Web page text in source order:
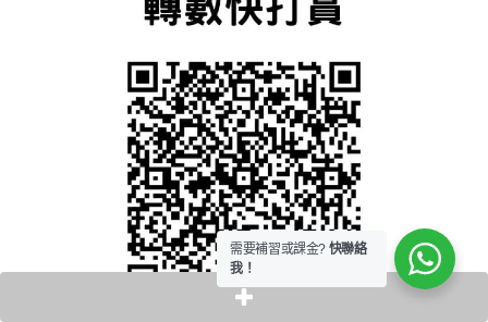
需要補習或課金? 快聯絡
我！